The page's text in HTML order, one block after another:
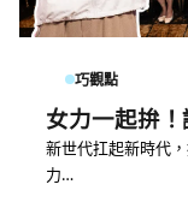
巧觀點
女力一起拚
新世代扛起新時代
力…